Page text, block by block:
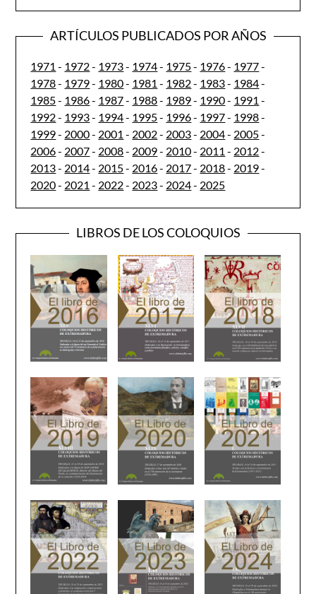
ARTÍCULOS PUBLICADOS POR AÑOS
1971 - 1972- 1973- 1974- 1975- 1976- 1977-
1978- 1979- 1980- 1981 - 1982- 1983- 1984-
1985- 1986- 1987- 1988- 1989- 1990- 1991 -
1992- 1993- 1994- 1995- 1996- 1997- 1998-
1999- 2000- 2001 - 2002- 2003- 2004- 2005-
2006- 2007- 2008- 2009- 2010- 2011 - 2012-
2013- 2014- 2015- 2016- 2017- 2018- 2019-
2020- 2021 - 2022- 2023- 2024- 2025
LIBROS DE LOS COLOQUIOS